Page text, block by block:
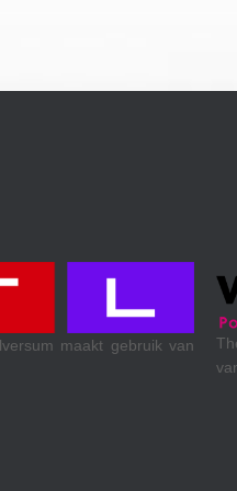
uit Venlo. Maken gebruik
en mobiele diensten.